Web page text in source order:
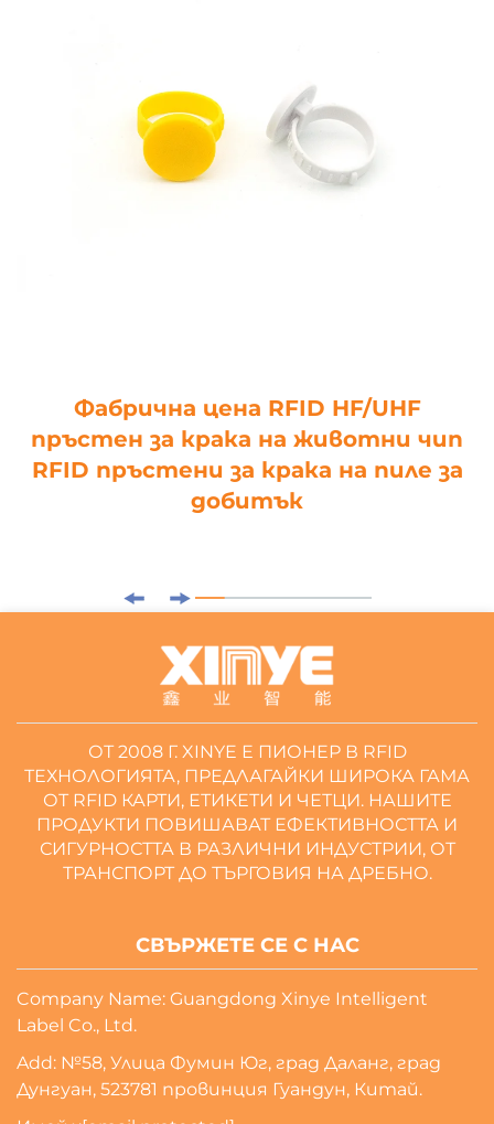
Фабрична цена RFID HF/UHF
пръстен за крака на животни чип
RFID пръстени за крака на пиле за
добитък
ОТ 2008 Г. XINYE Е ПИОНЕР В RFID
ТЕХНОЛОГИЯТА, ПРЕДЛАГАЙКИ ШИРОКА ГАМА
ОТ RFID КАРТИ, ЕТИКЕТИ И ЧЕТЦИ. НАШИТЕ
ПРОДУКТИ ПОВИШАВАТ ЕФЕКТИВНОСТТА И
СИГУРНОСТТА В РАЗЛИЧНИ ИНДУСТРИИ, ОТ
ТРАНСПОРТ ДО ТЪРГОВИЯ НА ДРЕБНО.
СВЪРЖЕТЕ СЕ С НАС
Company Name: Guangdong Xinye Intelligent
Label Co., Ltd.
Add: №58, Улица Фумин Юг, град Даланг, град
Дунгуан, 523781 провинция Гуандун, Китай.